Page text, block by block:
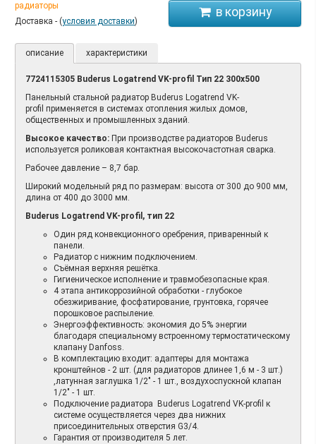
радиаторы
Доставка - (условия доставки)
описание характеристики
7724115305 Buderus Logatrend VK-profil Тип 22 300х500
Панельный стальной радиатор Buderus Logatrend VK-
profil применяется в системах отопления жилых домов,
общественных и промышленных зданий.
Высокое качество: При производстве радиаторов Buderus
используется роликовая контактная высокочастотная сварка.
Рабочее давление – 8,7 бар.
Широкий модельный ряд по размерам: высота от 300 до 900 мм,
длина от 400 до 3000 мм.
Buderus Logatrend VK-profil, тип 22
Один ряд конвекционного оребрения, приваренный к
панели.
Радиатор с нижним подключением.
Съёмная верхняя решётка.
Гигиеническое исполнение и травмобезопасные края.
4 этапа антикоррозийной обработки - глубокое
обезжиривание, фосфатирование, грунтовка, горячее
порошковое распыление.
Энергоэффективность: экономия до 5% энергии
благодаря специальному встроенному термостатическому
клапану Danfoss.
В комплектацию входит: адаптеры для монтажа
кронштейнов - 2 шт. (для радиаторов длинее 1,6 м - 3 шт.)
,латунная заглушка 1/2" - 1 шт., воздухоспускной клапан
1/2" - 1 шт.
Подключение радиатора Buderus Logatrend VK-profil к
системе осуществляется через два нижних
присоединительных отверстия G3/4.
Гарантия от производителя 5 лет.